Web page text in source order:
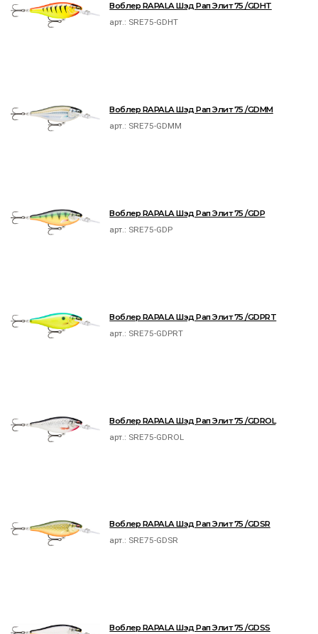
Воблер RAPALA Шэд Рап Элит 75 /GDHT
арт.: SRE75-GDHT
Воблер RAPALA Шэд Рап Элит 75 /GDMM
арт.: SRE75-GDMM
Воблер RAPALA Шэд Рап Элит 75 /GDP
арт.: SRE75-GDP
Воблер RAPALA Шэд Рап Элит 75 /GDPRT
арт.: SRE75-GDPRT
Воблер RAPALA Шэд Рап Элит 75 /GDROL
арт.: SRE75-GDROL
Воблер RAPALA Шэд Рап Элит 75 /GDSR
арт.: SRE75-GDSR
Воблер RAPALA Шэд Рап Элит 75 /GDSS